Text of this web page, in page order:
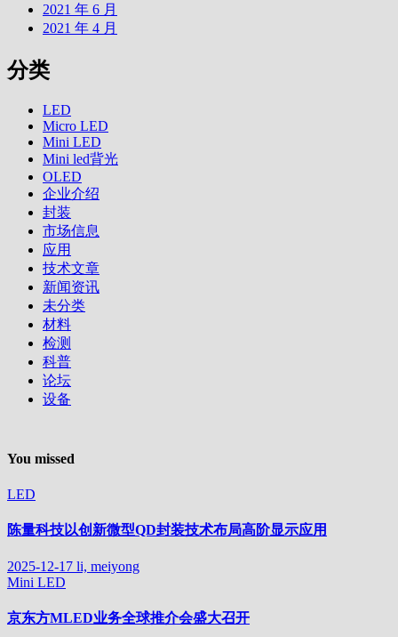
2021 年 6 月
2021 年 4 月
分类
LED
Micro LED
Mini LED
Mini led背光
OLED
企业介绍
封装
市场信息
应用
技术文章
新闻资讯
未分类
材料
检测
科普
论坛
设备
You missed
LED
陈量科技以创新微型QD封装技术布局高阶显示应用
2025-12-17 li, meiyong
Mini LED
京东方MLED业务全球推介会盛大召开